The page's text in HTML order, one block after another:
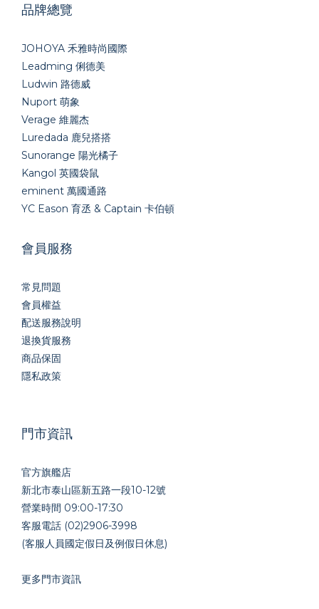
品牌總覽
JOHOYA 禾雅時尚國際
Leadming 俐德美
Ludwin 路德威
Nuport 萌象
Verage 維麗杰
Luredada 鹿兒搭搭
Sunorange 陽光橘子
Kangol 英國袋鼠
eminent 萬國通路
YC Eason 育丞 & Captain 卡伯頓
會員服務
常見問題
會員權益
配送服務說明
退換貨服務
商品保固
隱私政策
門市資訊
官方旗艦店
新北市泰山區新五路一段10-12號
營業時間 09:00-17:30
客服電話 (02)2906-3998
(客服人員國定假日及例假日休息)
更多門市資訊